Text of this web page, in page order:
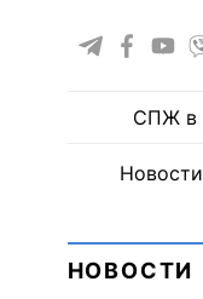
СПЖ в
Новости
НОВОСТИ